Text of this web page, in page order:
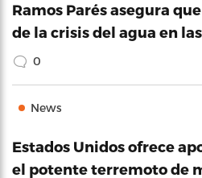
Ramos Parés asegura
de la crisis del agua en
0
News
Estados Unidos ofrece
el potente terremoto de